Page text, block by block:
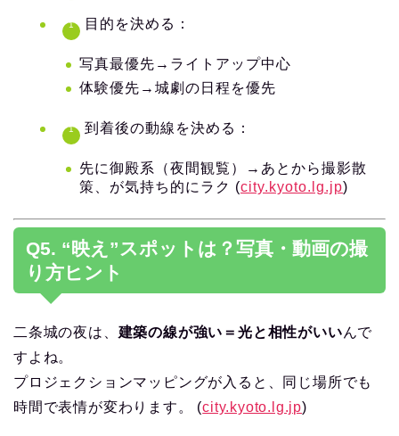
目的を決める：
写真最優先→ライトアップ中心
体験優先→城劇の日程を優先
到着後の動線を決める：
先に御殿系（夜間観覧）→あとから撮影散
策、が気持ち的にラク (city.kyoto.lg.jp)
Q5. “映え”スポットは？写真・動画の撮
り方ヒント
二条城の夜は、 建築の線が強い＝光と相性がいいんで
すよね。
プロジェクションマッピングが入ると、同じ場所でも
時間で表情が変わります。 (city.kyoto.lg.jp)